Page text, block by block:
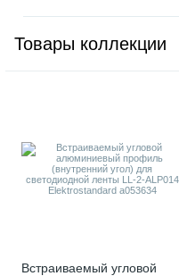
Товары коллекции
Встраиваемый угловой